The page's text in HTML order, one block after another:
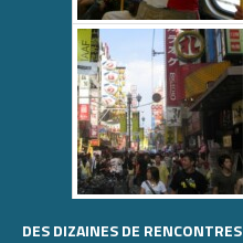
DES DIZAINES DE RENCONTRES